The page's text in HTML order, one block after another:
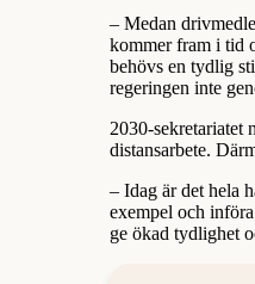
– Medan
kommer fram i tid
behövs en tydlig
regeringen inte
2030-sekretariatet
distansarbete.
– Idag är det hela
exempel och
ge ökad tydlighet